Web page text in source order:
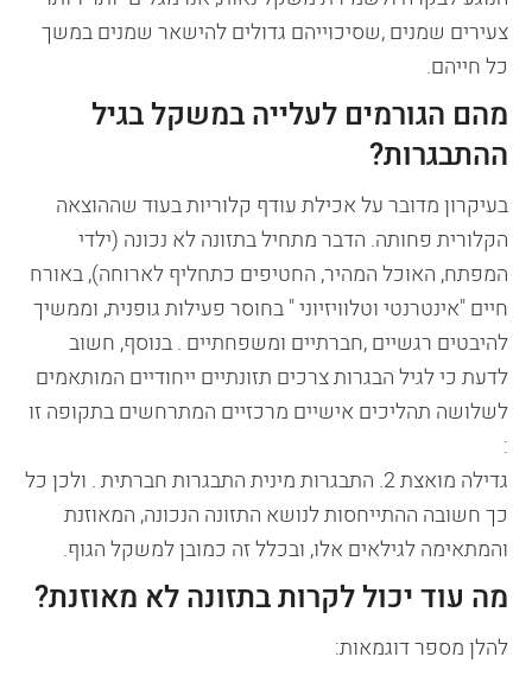
צעירים שמנים ,שסיכוייהם גדולים להישאר שמנים במשך
כל חייהם.
מהם הגורמים לעלייה במשקל בגיל
ההתבגרות?
בעיקרון מדובר על אכילת עודף קלוריות בעוד שההוצאה
הקלורית פחותה. הדבר מתחיל בתזונה לא נכונה (ילדי
המפתח, האוכל המהיר, החטיפים כתחליף לארוחה), באורח
חיים "אינטרנטי וטלוויזיוני " בחוסר פעילות גופנית, וממשיך
להיבטים רגשיים ,חברתיים ומשפחתיים . בנוסף, חשוב
לדעת כי לגיל הבגרות צרכים תזונתיים ייחודיים המותאמים
לשלושה תהליכים אישיים מרכזיים המתרחשים בתקופה זו
:
גדילה מואצת 2. התבגרות מינית התבגרות חברתית . ולכן כל
כך חשובה ההתייחסות לנושא התזונה הנכונה, המאוזנת
והמתאימה לגילאים אלו, ובכלל זה כמובן למשקל הגוף.
מה עוד יכול לקרות בתזונה לא מאוזנת?
להלן מספר דוגמאות: